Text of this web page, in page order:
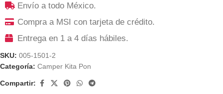
Envío a todo México.
Compra a MSI con tarjeta de crédito.
Entrega en 1 a 4 días hábiles.
SKU: 005-1501-2
Categoría: Camper Kita Pon
Compartir: